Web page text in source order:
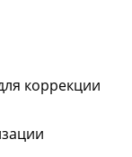
коррекции